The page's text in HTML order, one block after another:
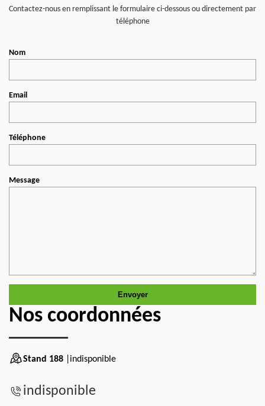
Contactez-nous en remplissant le formulaire ci-dessous ou directement par
téléphone
Nom
Email
Téléphone
Message
Nos coordonnées
Stand 188 |indisponible
indisponible